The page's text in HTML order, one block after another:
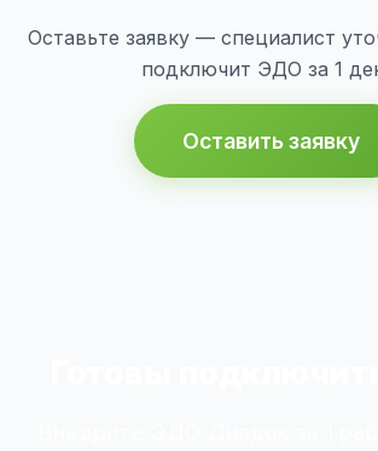
Оставьте заявку — специалист
подключит ЭДО за 1
Оставить заявку